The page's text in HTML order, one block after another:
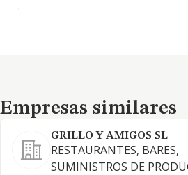
Empresas similares
Empresas similares
GRILLO Y AMIGOS SL
RESTAURANTES, BARES,
SUMINISTROS DE